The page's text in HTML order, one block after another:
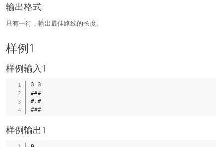
输出格式
只有一行，输出最佳路线的长度。
样例1
样例输入1
3 3
###
#.#
###
样例输出1